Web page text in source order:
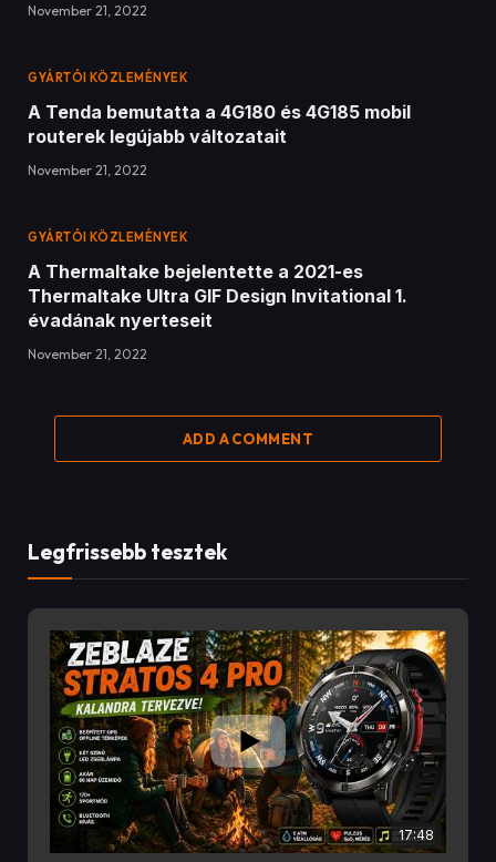
November 21, 2022
GYÁRTÓI KÖZLEMÉNYEK
A Tenda bemutatta a 4G180 és 4G185 mobil
routerek legújabb változatait
November 21, 2022
GYÁRTÓI KÖZLEMÉNYEK
A Thermaltake bejelentette a 2021-es
Thermaltake Ultra GIF Design Invitational 1.
évadának nyerteseit
November 21, 2022
ADD A COMMENT
Legfrissebb tesztek
17:48